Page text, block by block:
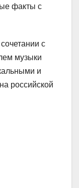
факты с
с
музыки
и
российской